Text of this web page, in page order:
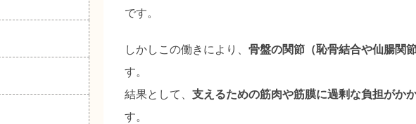
です。
しかしこの働きにより、骨盤の関節（恥骨結合や仙腸関
す。
結果として、支えるための筋肉や筋膜に過剰な負担がか
す。